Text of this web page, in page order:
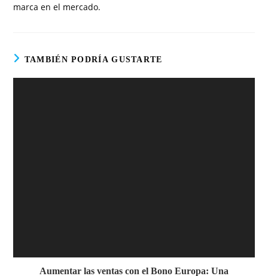
marca en el mercado.
TAMBIÉN PODRÍA GUSTARTE
Aumentar las ventas con el Bono Europa: Una